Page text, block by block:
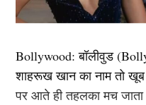
तक उनकी बढ़त 480 रन के
ने सभी को चौंकाते हुए
और फिर पारी घोषित की।
Bollywood:बॉलीवुड (
शाहरूख खान का नाम तो
पर आते ही तहलका मच